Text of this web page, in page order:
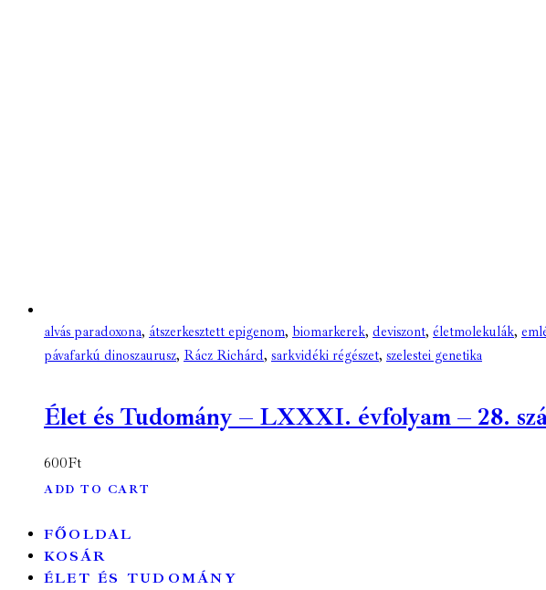
alvás paradoxona, átszerkesztett epigenom, biomarkerek, deviszont, életmolekulák,
pávafarkú dinoszaurusz, Rácz Richárd, sarkvidéki régészet, szelestei genetika
Élet és Tudomány – LXXXI. évfolyam – 28.
600Ft
ADD TO CART
FŐOLDAL
KOSÁR
ÉLET ÉS TUDOMÁNY